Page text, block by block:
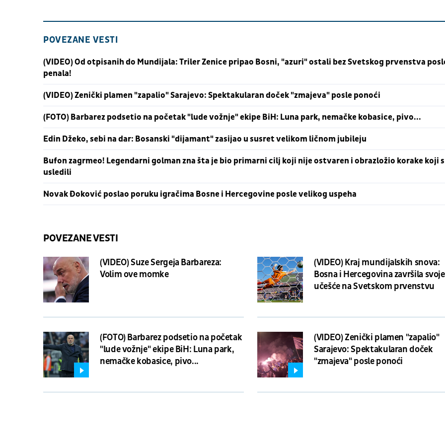
POVEZANE VESTI
(VIDEO) Od otpisanih do Mundijala: Triler Zenice pripao Bosni, "azuri" ostali bez Svetskog prvenstva
penala!
(VIDEO) Zenički plamen "zapalio" Sarajevo: Spektakularan doček "zmajeva" posle ponoći
(FOTO) Barbarez podsetio na početak "lude vožnje" ekipe BiH: Luna park, nemačke kobasice, pivo...
Edin Džeko, sebi na dar: Bosanski "dijamant" zasijao u susret velikom ličnom jubileju
Bufon zagrmeo! Legendarni golman zna šta je bio primarni cilj koji nije ostvaren i obrazložio korake koji
usledili
Novak Đoković poslao poruku igračima Bosne i Hercegovine posle velikog uspeha
POVEZANE VESTI
(VIDEO) Suze Sergeja Barbareza:
Volim ove momke
(VIDEO) Kraj mundijalskih snova:
Bosna i Hercegovina završila svoje
učešće na Svetskom prvenstvu
(FOTO) Barbarez podsetio na početak
"lude vožnje" ekipe BiH: Luna park,
nemačke kobasice, pivo...
(VIDEO) Zenički plamen "zapalio"
Sarajevo: Spektakularan doček
"zmajeva" posle ponoći